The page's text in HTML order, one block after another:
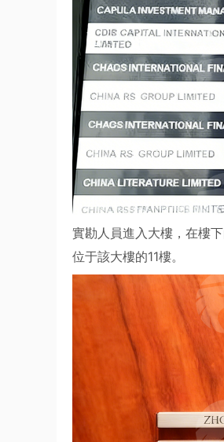
實勘人員進入大樓，在樓
位于該大樓的11樓。